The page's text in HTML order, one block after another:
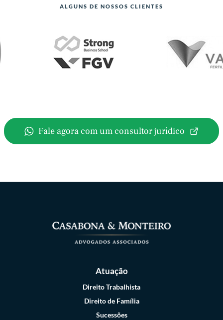
ALGUNS DE NOSSOS CLIENTES
Fale agora com um consultor jurídico
Atuação
Direito Trabalhista
Direito de Família
Sucessões